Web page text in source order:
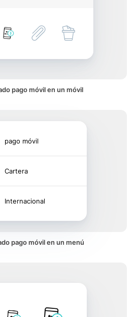
pago móvil en un móvil
pago móvil
Cartera
Internacional
pago móvil en un menú